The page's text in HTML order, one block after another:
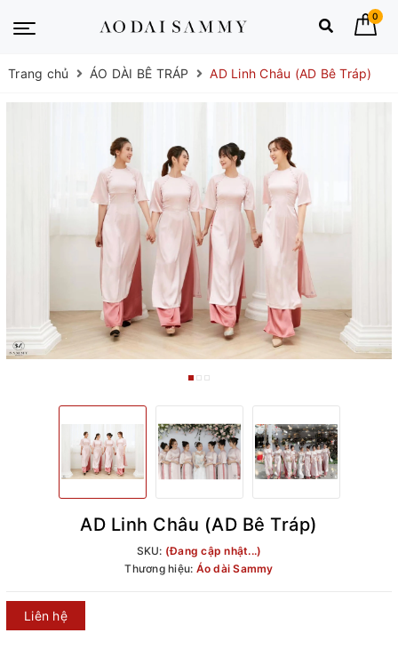
0
Trang chủ ÁO DÀI BÊ TRÁP AD Linh Châu (AD Bê Tráp)
AD Linh Châu (AD Bê Tráp)
SKU: (Đang cập nhật...)
Thương hiệu: Áo dài Sammy
Liên hệ